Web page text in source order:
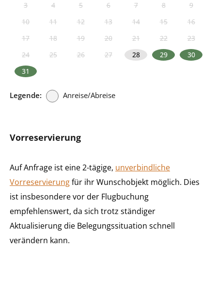
3
4 5 6 7 8
9
10
11 12 13 14 15
16
17
18 19 20 21 22
23
24
25 26 27 28 29
30
31
Legende: Anreise/Abreise
Vorreservierung
Auf Anfrage ist eine 2-tägige, unverbindliche
Vorreservierungfür ihr Wunschobjekt möglich. Dies
ist insbesondere vor der Flugbuchung
empfehlenswert, da sich trotz ständiger
Aktualisierung die Belegungssituation schnell
verändern kann.